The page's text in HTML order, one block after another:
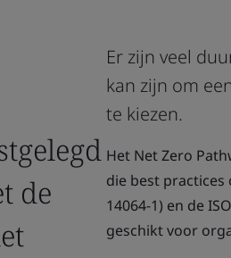
de
Er zijn veel
kan zijn om
te kiezen.
Het Net Zero
die best
14064-1) en de
geschikt voor